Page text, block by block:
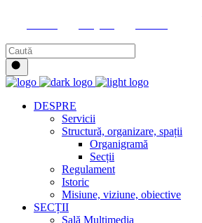
DESPRE
Servicii
Structură, organizare, spații
Organigramă
Secții
Regulament
Istoric
Misiune, viziune, obiective
SECȚII
Sală Multimedia